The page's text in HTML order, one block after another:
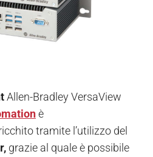
Allen-Bradley VersaView
è
tramite l’utilizzo del
grazie al quale è possibile